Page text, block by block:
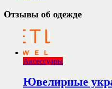
Отзывы об одежде
Аксессуары
Ювелирные